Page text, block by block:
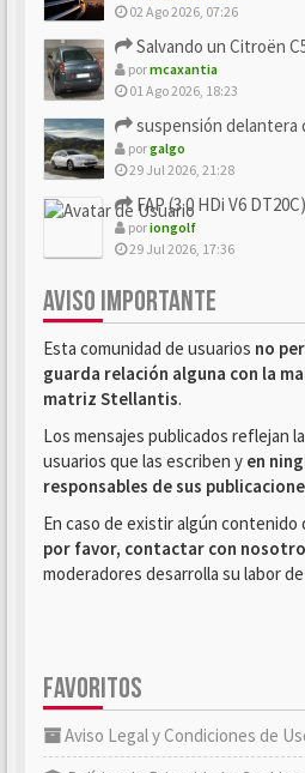
02 Ago 2026, 07:26
Salvando un Citroën C5 del
pormcaxantia
01 Ago 2026, 18:23
suspensión delantera
porgalgo
29 Jul 2026, 21:28
FAP (3.0 HDi V6 DT20C).
poriongolf
29 Jul 2026, 17:36
AVISO IMPORTANTE
Esta comunidad de usuarios no
guarda relación alguna con la
matriz Stellantis.
Los mensajes publicados reflejan
usuarios que las escriben y en
responsables de sus
En caso de existir algún
por favor, contactar con
moderadores desarrolla su labor
FAVORITOS
Aviso Legal y Condiciones de